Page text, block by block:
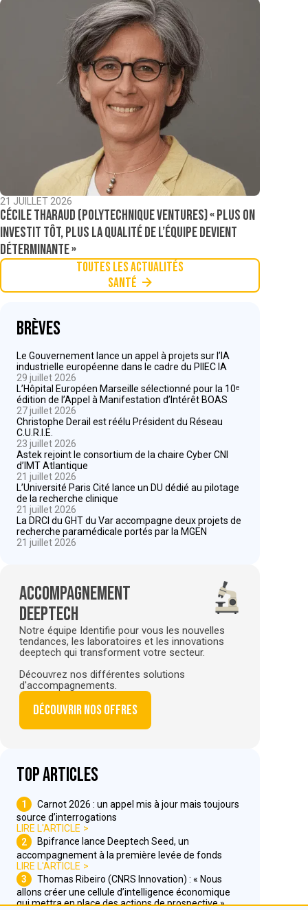
21 JUILLET 2026
Cécile Tharaud (Polytechnique Ventures) « Plus on
investit tôt, plus la qualité de l’équipe devient
déterminante »
Toutes les actualités
Santé
Brèves
Le Gouvernement lance un appel à projets sur l’IA
industrielle européenne dans le cadre du PIIEC IA
29 juillet 2026
L’Hôpital Européen Marseille sélectionné pour la 10ᵉ
édition de l’Appel à Manifestation d’Intérêt BOAS
27 juillet 2026
Christophe Derail est réélu Président du Réseau
C.U.R.I.E.
23 juillet 2026
Astek rejoint le consortium de la chaire Cyber CNI
d’IMT Atlantique
21 juillet 2026
L’Université Paris Cité lance un DU dédié au pilotage
de la recherche clinique
21 juillet 2026
La DRCI du GHT du Var accompagne deux projets de
recherche paramédicale portés par la MGEN
21 juillet 2026
Accompagnement
deeptech
Notre équipe Identifie pour vous les nouvelles
tendances, les laboratoires et les innovations
deeptech qui transforment votre secteur.
Découvrez nos différentes solutions
d'accompagnements.
Découvrir nos offres
Top articles
1
Carnot 2026 : un appel mis à jour mais toujours
source d’interrogations
LIRE L'ARTICLE
2
Bpifrance lance Deeptech Seed, un
accompagnement à la première levée de fonds
LIRE L'ARTICLE
3
Thomas Ribeiro (CNRS Innovation) : « Nous
allons créer une cellule d’intelligence économique
qui mettra en place des actions de prospective »